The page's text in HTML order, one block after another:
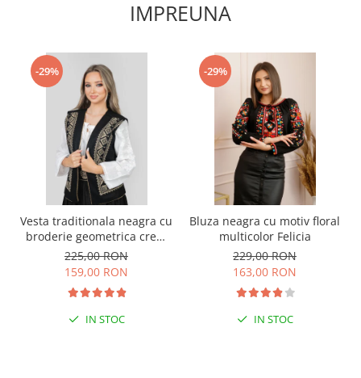
IMPREUNA
-29%
Vesta traditionala neagra cu
broderie geometrica crem
Flavia
225,00 RON
159,00 RON
IN STOC
-29%
Bluza neagra cu motiv floral
multicolor Felicia
229,00 RON
163,00 RON
IN STOC